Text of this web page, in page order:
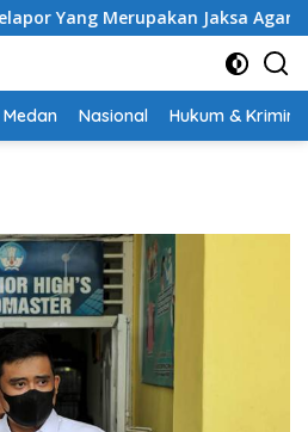
Jaksa Agar Dihadirkan
Medan Nasional Hukum &